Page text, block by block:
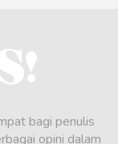
bagi penulis
opini dalam